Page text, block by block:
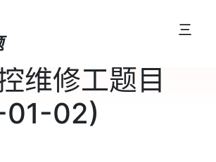
三
维修工题目
02)